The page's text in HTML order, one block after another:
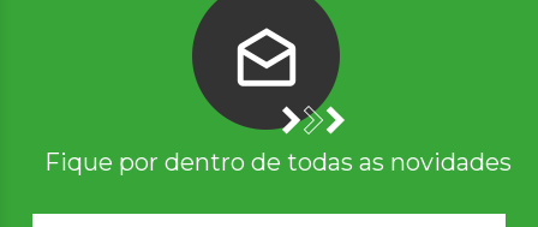
Fique por dentro de todas as novidades